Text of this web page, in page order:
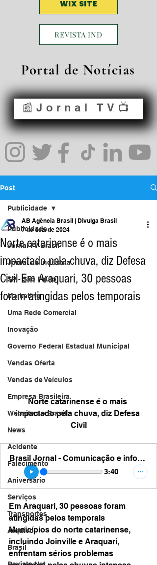
WIX SITE
REVISTA IND
Portal de Notícias
📰Jornal TV📺
Post
Publicidade
Jornal TV Brasil
Jornal da Indústria
SP - São Paulo
Marketing
Uma Rede Comercial
Inovação
Governo Federal Estadual Municipal
Vendas Oferta
Vendas de Veículos
Empresa Brasileira
Website do Brasil
News
Acidente
Falecimento
Aniversário
Serviços
Transportes
Arquivo
Brasil
Publicidade
Norte catarinense é o mais
impactado pela chuva, diz Defesa
Civil Em Araquari, 30 pessoas
foram atingidas pelos temporais
AB Agência Brasil | Divulga Brasil
7 de dez. de 2024
Norte catarinense é o mais
impactado pela chuva, diz Defesa
Civil
Brasil Jornal - Comunicação e informação - chuvas sc
3:40
Em Araquari, 30 pessoas foram
atingidas pelos temporais
Municípios do norte catarinense,
incluindo Joinville e Araquari,
enfrentam sérios problemas